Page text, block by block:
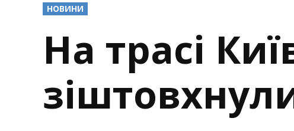
POSTED
IN
НОВИНИ
На трасі